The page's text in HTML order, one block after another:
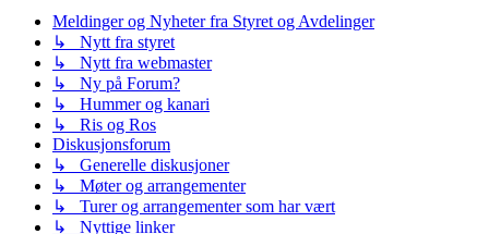
Meldinger og Nyheter fra Styret og Avdelinger
↳ Nytt fra styret
↳ Nytt fra webmaster
↳ Ny på Forum?
↳ Hummer og kanari
↳ Ris og Ros
Diskusjonsforum
↳ Generelle diskusjoner
↳ Møter og arrangementer
↳ Turer og arrangementer som har vært
↳ Nyttige linker